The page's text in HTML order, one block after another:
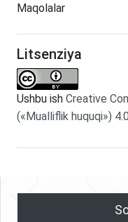
Maqolalar
Litsenziya
Ushbu ish Creative
(«Mualliflik huquqi»)